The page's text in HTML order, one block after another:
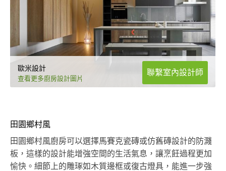
歐米設計
查看更多廚房設計圖片
聯繫室內設計師
田園鄉村風
田園鄉村風廚房可以選擇馬賽克瓷磚或仿舊磚設計的防濺
板，這樣的設計能增強空間的生活氣息，讓烹飪過程更加
愉快。細節上的雕琢如木質邊框或復古燈具，能進一步強